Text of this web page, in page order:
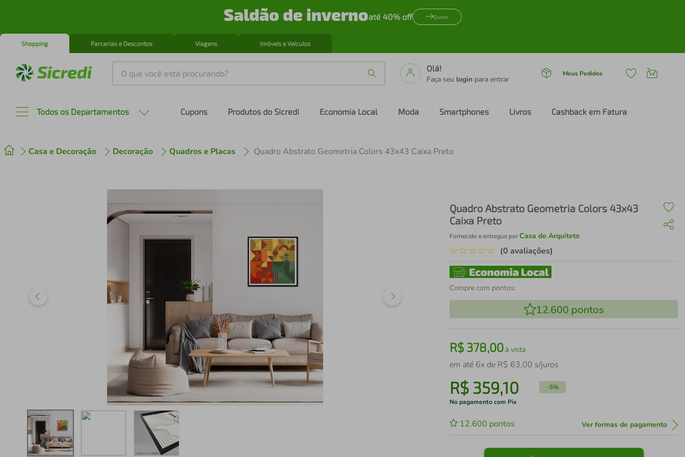
Saldão de invernoaté 40% off Quero
Shopping Parcerias e Descontos Viagens Imóveis e Veículos
O que você está procurando?
Olá!
Faça seu login para entrar
Meus Pedidos
Todos os Departamentos Cupons Produtos do Sicredi Economia Local Moda Smartphones Livros Cashback em Fatura
Casa e Decoração Decoração Quadros e Placas Quadro Abstrato Geometria Colors 43x43 Caixa Preto
Quadro Abstrato Geometria Colors 43x43
Caixa Preto
Fornecido e entregue porCasa do Arquiteto
☆☆☆☆☆ (0 avaliações)
Compre com pontos:
12.600 pontos
R$378,00à vista
em até 6x de R$ 63,00 s/juros
R$ 359,10 -5%
No pagamento com Pix
12.600 pontos Ver formas de pagamento
º cafeteira
air fryer
iphone